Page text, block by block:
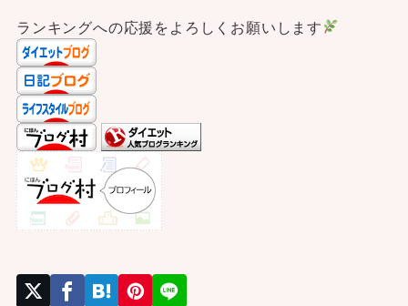
ランキングへの応援をよろしくお願いします